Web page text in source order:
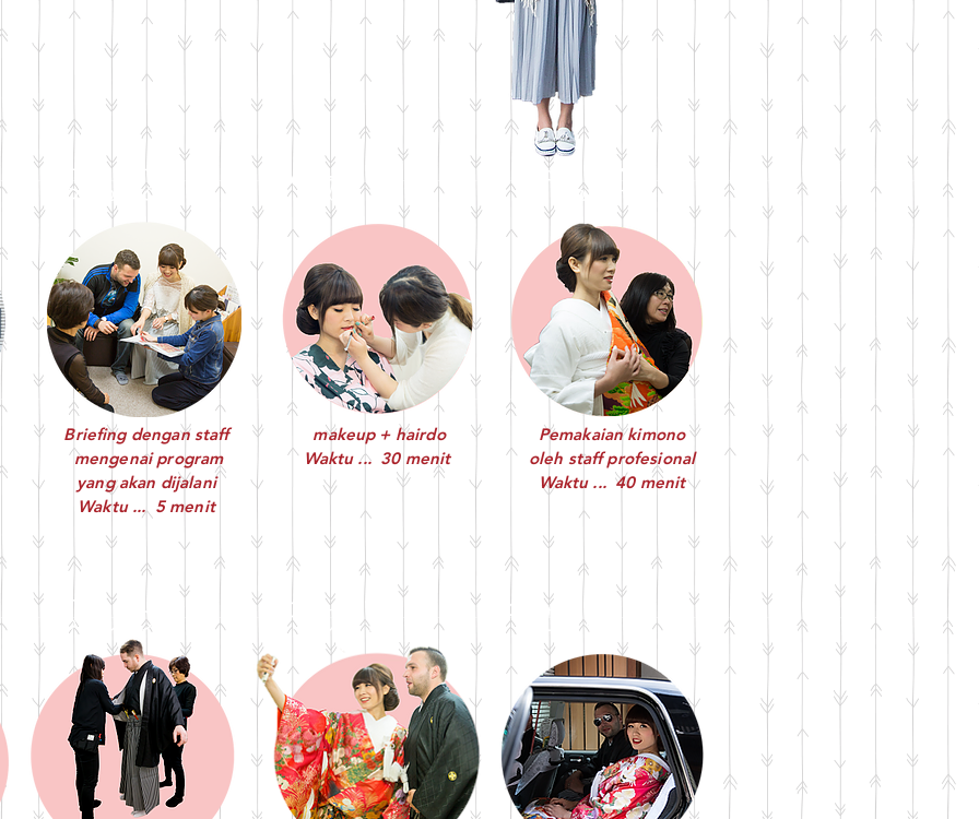
Step 2 Step 3 Step 4
Briefing dengan staff
mengenai program
yang akan dijalani
Waktu ... 5 menit
makeup + hairdo
Waktu ... 30 menit
Pemakaian kimono
oleh staff profesional
Waktu ... 40 menit
6 Step 7 Step 8